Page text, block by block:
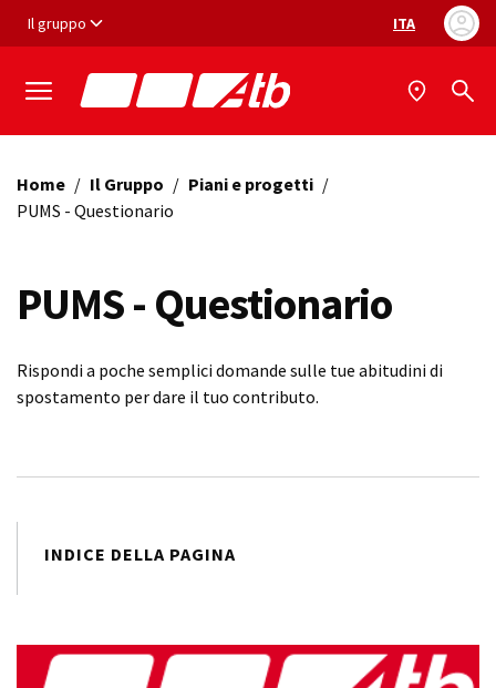
Vai ai contenuti
Vai al footer
Il gruppo Selezione
ITA
Home / Il Gruppo / Piani e progetti /
PUMS - Questionario
PUMS - Questionario
Rispondi a poche semplici domande sulle tue abitudini di
spostamento per dare il tuo contributo.
INDICE DELLA PAGINA